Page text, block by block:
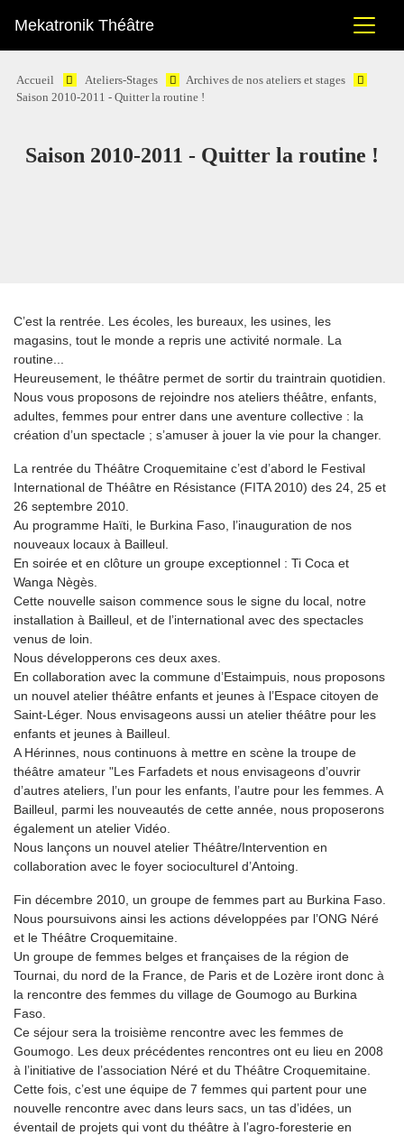
Mekatronik Théâtre
Accueil Ateliers-Stages
Archives de nos ateliers et stages
Saison 2010-2011 - Quitter la routine !
Saison 2010-2011 - Quitter la routine !
C’est la rentrée. Les écoles, les bureaux, les usines, les
magasins, tout le monde a repris une activité normale. La
routine...
Heureusement, le théâtre permet de sortir du traintrain quotidien.
Nous vous proposons de rejoindre nos ateliers théâtre, enfants,
adultes, femmes pour entrer dans une aventure collective : la
création d’un spectacle ; s’amuser à jouer la vie pour la changer.
La rentrée du Théâtre Croquemitaine c’est d’abord le Festival
International de Théâtre en Résistance (FITA 2010) des 24, 25 et
26 septembre 2010.
Au programme Haïti, le Burkina Faso, l’inauguration de nos
nouveaux locaux à Bailleul.
En soirée et en clôture un groupe exceptionnel : Ti Coca et
Wanga Nègès.
Cette nouvelle saison commence sous le signe du local, notre
installation à Bailleul, et de l’international avec des spectacles
venus de loin.
Nous développerons ces deux axes.
En collaboration avec la commune d’Estaimpuis, nous proposons
un nouvel atelier théâtre enfants et jeunes à l’Espace citoyen de
Saint-Léger. Nous envisageons aussi un atelier théâtre pour les
enfants et jeunes à Bailleul.
A Hérinnes, nous continuons à mettre en scène la troupe de
théâtre amateur "Les Farfadets et nous envisageons d’ouvrir
d’autres ateliers, l’un pour les enfants, l’autre pour les femmes. A
Bailleul, parmi les nouveautés de cette année, nous proposerons
également un atelier Vidéo.
Nous lançons un nouvel atelier Théâtre/Intervention en
collaboration avec le foyer socioculturel d’Antoing.
Fin décembre 2010, un groupe de femmes part au Burkina Faso.
Nous poursuivons ainsi les actions développées par l’ONG Néré
et le Théâtre Croquemitaine.
Un groupe de femmes belges et françaises de la région de
Tournai, du nord de la France, de Paris et de Lozère iront donc à
la rencontre des femmes du village de Goumogo au Burkina
Faso.
Ce séjour sera la troisième rencontre avec les femmes de
Goumogo. Les deux précédentes rencontres ont eu lieu en 2008
à l’initiative de l’association Néré et du Théâtre Croquemitaine.
Cette fois, c’est une équipe de 7 femmes qui partent pour une
nouvelle rencontre avec dans leurs sacs, un tas d’idées, un
éventail de projets qui vont du théâtre à l’agro-foresterie en